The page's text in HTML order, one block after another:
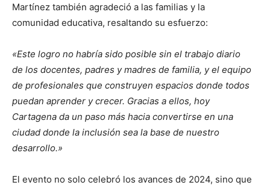
Martínez también agradeció a las familias y la
comunidad educativa, resaltando su esfuerzo:
«Este logro no habría sido posible sin el trabajo diario
de los docentes, padres y madres de familia, y el equipo
de profesionales que construyen espacios donde todos
puedan aprender y crecer. Gracias a ellos, hoy
Cartagena da un paso más hacia convertirse en una
ciudad donde la inclusión sea la base de nuestro
desarrollo.»
El evento no solo celebró los avances de 2024, sino que